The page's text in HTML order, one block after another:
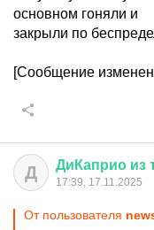
основном гоняли и
закрыли по
[Сообщение
Д ДиКаприо из
17:39, 17.11.2025
От пользователя